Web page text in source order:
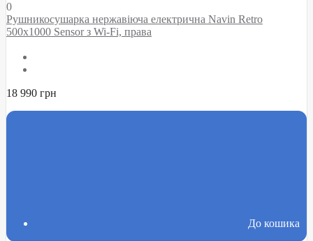
0
Рушникосушарка нержавіюча електрична Navin Retro
500х1000 Sensor з Wi-Fi, права
18 990 грн
До кошика